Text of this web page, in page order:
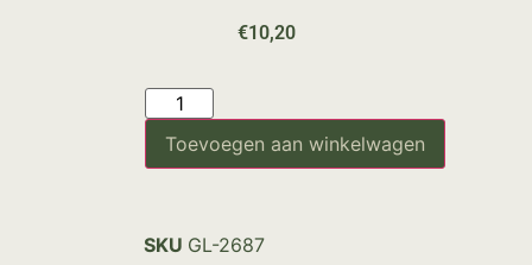
€10,20
Toevoegen aan winkelwagen
SKU GL-2687